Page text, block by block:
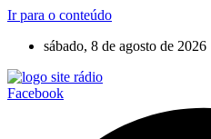
Ir para o conteúdo
sábado, 8 de agosto de 2026
Facebook